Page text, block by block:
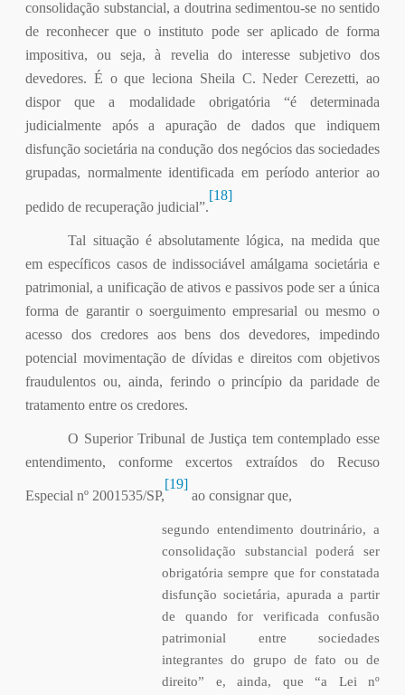
consolidação substancial, a doutrina sedimentou-se no sentido
de reconhecer que o instituto pode ser aplicado de forma
impositiva, ou seja, à revelia do interesse subjetivo dos
devedores. É o que leciona Sheila C. Neder Cerezetti, ao
dispor que a modalidade obrigatória “é determinada
judicialmente após a apuração de dados que indiquem
disfunção societária na condução dos negócios das sociedades
grupadas, normalmente identificada em período anterior ao
pedido de recuperação judicial”.
[18]
Tal situação é absolutamente lógica, na medida que
em específicos casos de indissociável amálgama societária e
patrimonial, a unificação de ativos e passivos pode ser a única
forma de garantir o soerguimento empresarial ou mesmo o
acesso dos credores aos bens dos devedores, impedindo
potencial movimentação de dívidas e direitos com objetivos
fraudulentos ou, ainda, ferindo o princípio da paridade de
tratamento entre os credores.
O Superior Tribunal de Justiça tem contemplado esse
entendimento, conforme excertos extraídos do Recuso
Especial nº 2001535/SP,
[19]
ao consignar que,
segundo entendimento doutrinário, a
consolidação substancial poderá ser
obrigatória sempre que for constatada
disfunção societária, apurada a partir
de quando for verificada confusão
patrimonial entre sociedades
integrantes do grupo de fato ou de
direito” e, ainda, que “a Lei nº